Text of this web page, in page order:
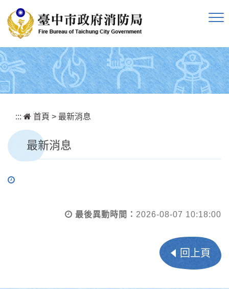
::: 首頁 > 最新消息
最新消息
最後異動時間： 2026-08-07 10:18:00
回上頁